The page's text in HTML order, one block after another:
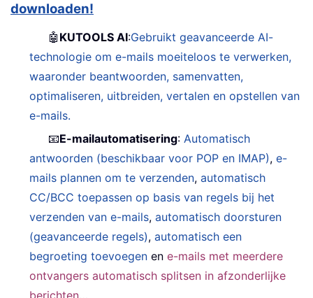
downloaden!
🤖 KUTOOLS AI:Gebruikt geavanceerde AI-
technologie om e-mails moeiteloos te verwerken,
waaronder beantwoorden, samenvatten,
optimaliseren, uitbreiden, vertalen en opstellen van
e-mails.
📧E-mailautomatisering:Automatisch
antwoorden (beschikbaar voor POP en IMAP),e-
mails plannen om te verzenden,automatisch
CC/BCC toepassen op basis van regels bij het
verzenden van e-mails,automatisch doorsturen
(geavanceerde regels),automatisch een
begroeting toevoegen ene-mails met meerdere
ontvangers automatisch splitsen in afzonderlijke